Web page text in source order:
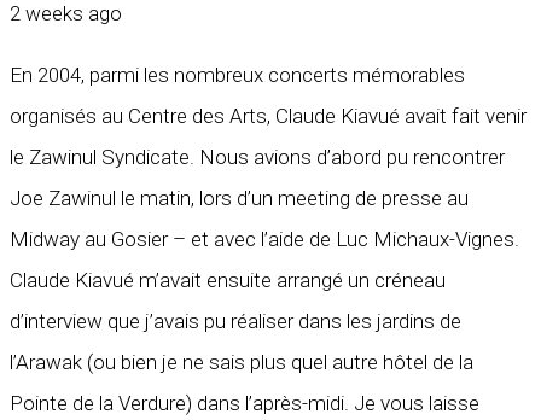
2 weeks ago
En 2004, parmi les nombreux concerts mémorables
organisés au Centre des Arts, Claude Kiavué avait fait venir
le Zawinul Syndicate. Nous avions d’abord pu rencontrer
Joe Zawinul le matin, lors d’un meeting de presse au
Midway au Gosier – et avec l’aide de Luc Michaux-Vignes.
Claude Kiavué m’avait ensuite arrangé un créneau
d’interview que j’avais pu réaliser dans les jardins de
l’Arawak (ou bien je ne sais plus quel autre hôtel de la
Pointe de la Verdure) dans l’après-midi. Je vous laisse